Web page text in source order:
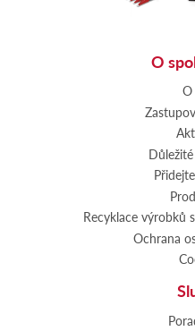
O
O
Recyklace výrobků
Ochrana